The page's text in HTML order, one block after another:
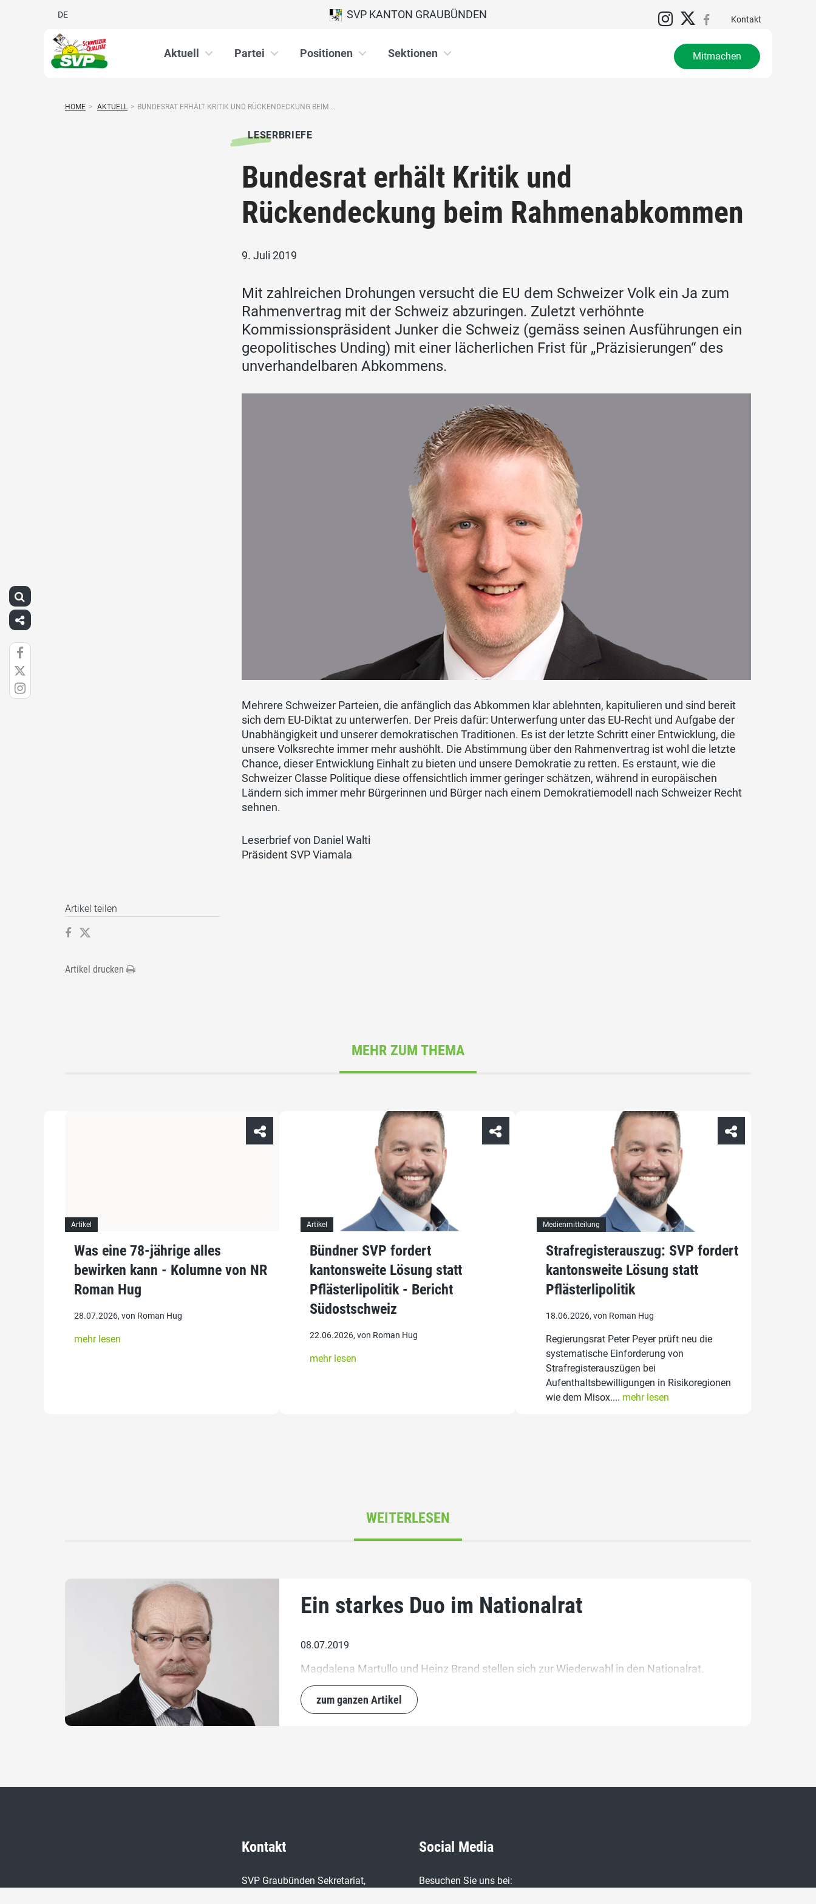
DE Kontakt
SVP KANTON GRAUBÜNDEN
Aktuell Partei Positionen Sektionen Mitmachen
HOME > AKTUELL > BUNDESRAT ERHÄLT KRITIK UND RÜCKENDECKUNG BEIM ...
LESERBRIEFE
Bundesrat erhält Kritik und
Rückendeckung beim Rahmenabkommen
9. Juli 2019
Mit zahlreichen Drohungen versucht die EU dem Schweizer Volk ein Ja zum
Rahmenvertrag mit der Schweiz abzuringen. Zuletzt verhöhnte
Kommissionspräsident Junker die Schweiz (gemäss seinen Ausführungen ein
geopolitisches Unding) mit einer lächerlichen Frist für „Präzisierungen“ des
unverhandelbaren Abkommens.
Mehrere Schweizer Parteien, die anfänglich das Abkommen klar ablehnten, kapitulieren und sind bereit
sich dem EU-Diktat zu unterwerfen. Der Preis dafür: Unterwerfung unter das EU-Recht und Aufgabe der
Unabhängigkeit und unserer demokratischen Traditionen. Es ist der letzte Schritt einer Entwicklung, die
unsere Volksrechte immer mehr aushöhlt. Die Abstimmung über den Rahmenvertrag ist wohl die letzte
Chance, dieser Entwicklung Einhalt zu bieten und unsere Demokratie zu retten. Es erstaunt, wie die
Schweizer Classe Politique diese offensichtlich immer geringer schätzen, während in europäischen
Ländern sich immer mehr Bürgerinnen und Bürger nach einem Demokratiemodell nach Schweizer Recht
sehnen.
Leserbrief von Daniel Walti
Präsident SVP Viamala
Artikel teilen
Artikel drucken
MEHR ZUM THEMA
Artikel
Was eine 78-jährige alles
bewirken kann - Kolumne von NR
Roman Hug
28.07.2026, von Roman Hug
mehr lesen
Artikel
Bündner SVP fordert
kantonsweite Lösung statt
Pflästerlipolitik - Bericht
Südostschweiz
22.06.2026, von Roman Hug
mehr lesen
Medienmitteilung
Strafregisterauszug: SVP fordert
kantonsweite Lösung statt
Pflästerlipolitik
18.06.2026, von Roman Hug
Regierungsrat Peter Peyer prüft neu die
systematische Einforderung von
Strafregisterauszügen bei
Aufenthaltsbewilligungen in Risikoregionen
wie dem Misox.... mehr lesen
WEITERLESEN
Ein starkes Duo im Nationalrat
08.07.2019
Magdalena Martullo und Heinz Brand stellen sich zur Wiederwahl in den Nationalrat.
zum ganzen Artikel
Kontakt
SVP Graubünden Sekretariat,
Social Media
Besuchen Sie uns bei: